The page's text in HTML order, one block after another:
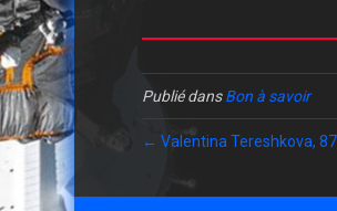
Publié dansBon à savoir
← Valentina Tereshkova,